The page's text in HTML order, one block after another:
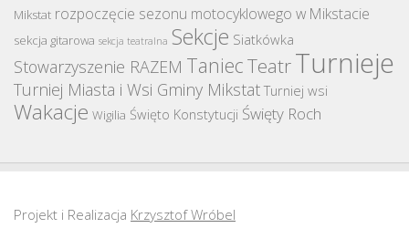
Mikstat rozpoczęcie sezonu motocyklowego w Mikstacie
sekcja gitarowa sekcja teatralna Sekcje Siatkówka
Stowarzyszenie RAZEM TaniecTeatrTurnieje
Turniej Miasta i Wsi Gminy Mikstat Turniej wsi
Wakacje Wigilia Święto Konstytucji Święty Roch
Projekt i Realizacja Krzysztof Wróbel